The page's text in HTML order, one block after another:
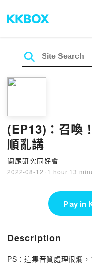
(EP13)：召喚
順亂講
阑尾研究同好會
2022-08-12 · 1 hour 13
Play in
Description
PS：這集音質處理很爛